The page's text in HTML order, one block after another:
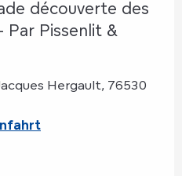
découverte des
Par Pissenlit &
Hergault, 76530